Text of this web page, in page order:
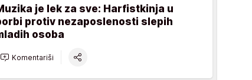
je lek za sve: Harfistkinja u
protiv nezaposlenosti slepih
osoba
Komentariši